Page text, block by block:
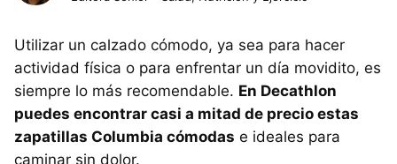
Utilizar un calzado cómodo, ya sea para hacer
actividad física o para enfrentar un día movidito, es
siempre lo más recomendable. En Decathlon
puedes encontrar casi a mitad de precio estas
zapatillas Columbia cómodas e ideales para
caminar sin dolor.